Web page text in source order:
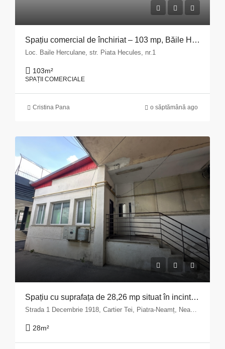
Spațiu comercial de închiriat – 103 mp, Băile Herculane
Loc. Baile Herculane, str. Piata Hecules, nr.1
103m²
SPAȚII COMERCIALE
Cristina Pana o săptămână ago
Spațiu cu suprafața de 28,26 mp situat în incinta imobilului din Municipiul Piatra Neamț, str. 1 Decembrie 1918 nr.9, bloc A14, parter județul Neamț
Strada 1 Decembrie 1918, Cartier Tei, Piatra-Neamț, Neamț, 610244, România
28m²